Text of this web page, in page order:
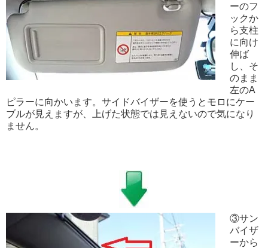
ーのフ
ックか
ら支柱
に向け
伸ば
し、そ
のまま
左のA
ピラーに向かいます。サイドバイザーを使うとモロにケー
ブルが見えますが、上げた状態では見えないので気になり
ません。
③サン
バイザ
ーから